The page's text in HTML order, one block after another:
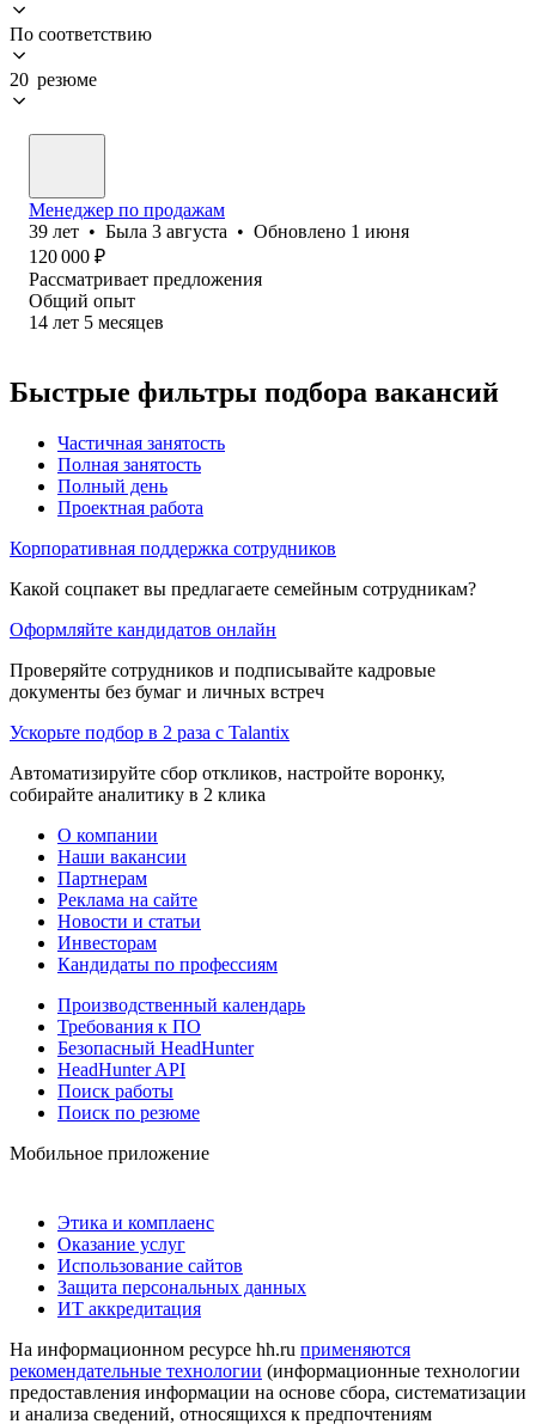
По соответствию
20 резюме
Менеджер по продажам
39 лет • Была 3 августа • Обновлено 1 июня
120 000 ₽
Рассматривает предложения
Общий опыт
14 лет 5 месяцев
Быстрые фильтры подбора вакансий
Частичная занятость
Полная занятость
Полный день
Проектная работа
Корпоративная поддержка сотрудников
Какой соцпакет вы предлагаете семейным сотрудникам?
Оформляйте кандидатов онлайн
Проверяйте сотрудников и подписывайте кадровые
документы без бумаг и личных встреч
Ускорьте подбор в 2 раза с Talantix
Автоматизируйте сбор откликов, настройте воронку,
собирайте аналитику в 2 клика
О компании
Наши вакансии
Партнерам
Реклама на сайте
Новости и статьи
Инвесторам
Кандидаты по профессиям
Производственный календарь
Требования к ПО
Безопасный HeadHunter
HeadHunter API
Поиск работы
Поиск по резюме
Мобильное приложение
Этика и комплаенс
Оказание услуг
Использование сайтов
Защита персональных данных
ИТ аккредитация
На информационном ресурсе hh.ru применяются
рекомендательные технологии (информационные технологии
предоставления информации на основе сбора, систематизации
и анализа сведений, относящихся к предпочтениям